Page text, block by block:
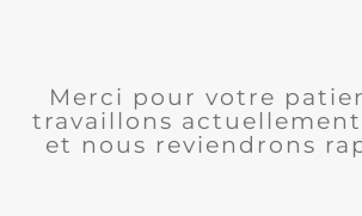
Merci pour votre
travaillons
et nous reviendrons